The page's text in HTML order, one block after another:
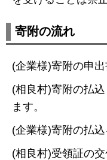
寄附の流れ
(企業様)寄附の申
(相良村)寄附の払
ます。
(企業様)寄附の払込
(相良村)受領証の交